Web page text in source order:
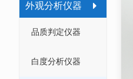
外观分析仪器
品质判定仪器
白度分析仪器